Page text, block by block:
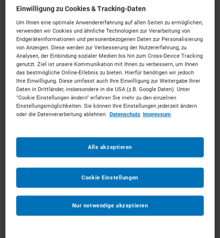
Vorhaben. Unkompliziert, zu starken Konditionen und
mit persönlichem Experten-Service.
137Vermietpartner im RaumHannover
Aufbereitungsanlagen
Einwilligung zu Cookies & Tracking-Daten
Um Ihnen eine optimale Anwendererfahrung auf allen Seiten zu ermöglichen,
verwenden wir Cookies und ähnliche Technologien zur Verarbeitung von
Endgeräteinformationen und personenbezogenen Daten zur Personalisierung
von Anzeigen. Diese werden zur Verbesserung der Nutzererfahrung, zu
Analysen, der Einbindung sozialer Medien bis hin zum Cross-Device Tracking
genutzt. Ziel ist unsere Kommunikation mit Ihnen zu verbessern, um Ihnen
das bestmögliche Online-Erlebnis zu bieten. Hierfür benötigen wir jedoch
Ihre Einwilligung. Diese umfasst auch Ihre Einwilligung zur Weitergabe Ihrer
Daten in Drittländer, insbesondere in die USA (z.B. Google Daten). Unter
"Cookie Einstellungen ändern" erfahren Sie mehr zu den einzelnen
Einstellungsmöglichkeiten. Sie können Ihre Einstellungen jederzeit ändern
oder die Datenverarbeitung ablehnen. Datenschutz Impressum
Nur notwendige akzeptieren
Alle akzeptieren
Cookie Einstellungen